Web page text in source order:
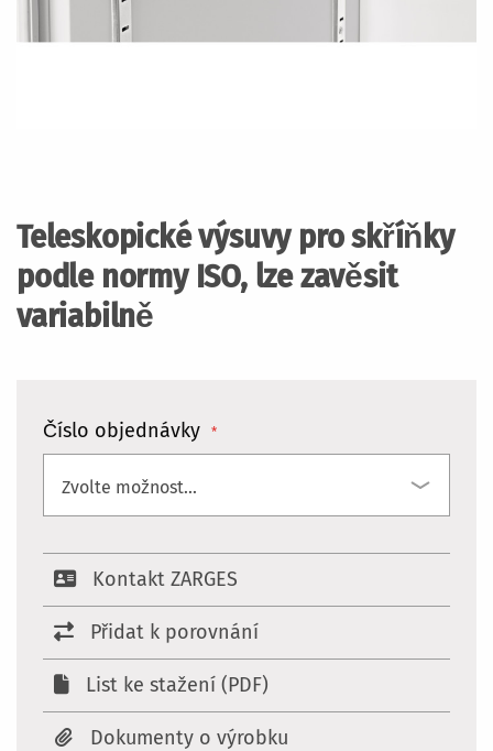
Teleskopické výsuvy pro skříňky
podle normy ISO, lze zavěsit
variabilně
Číslo objednávky
Kontakt ZARGES
Přidat k porovnání
List ke stažení (PDF)
Dokumenty o výrobku
galerie
obrázky